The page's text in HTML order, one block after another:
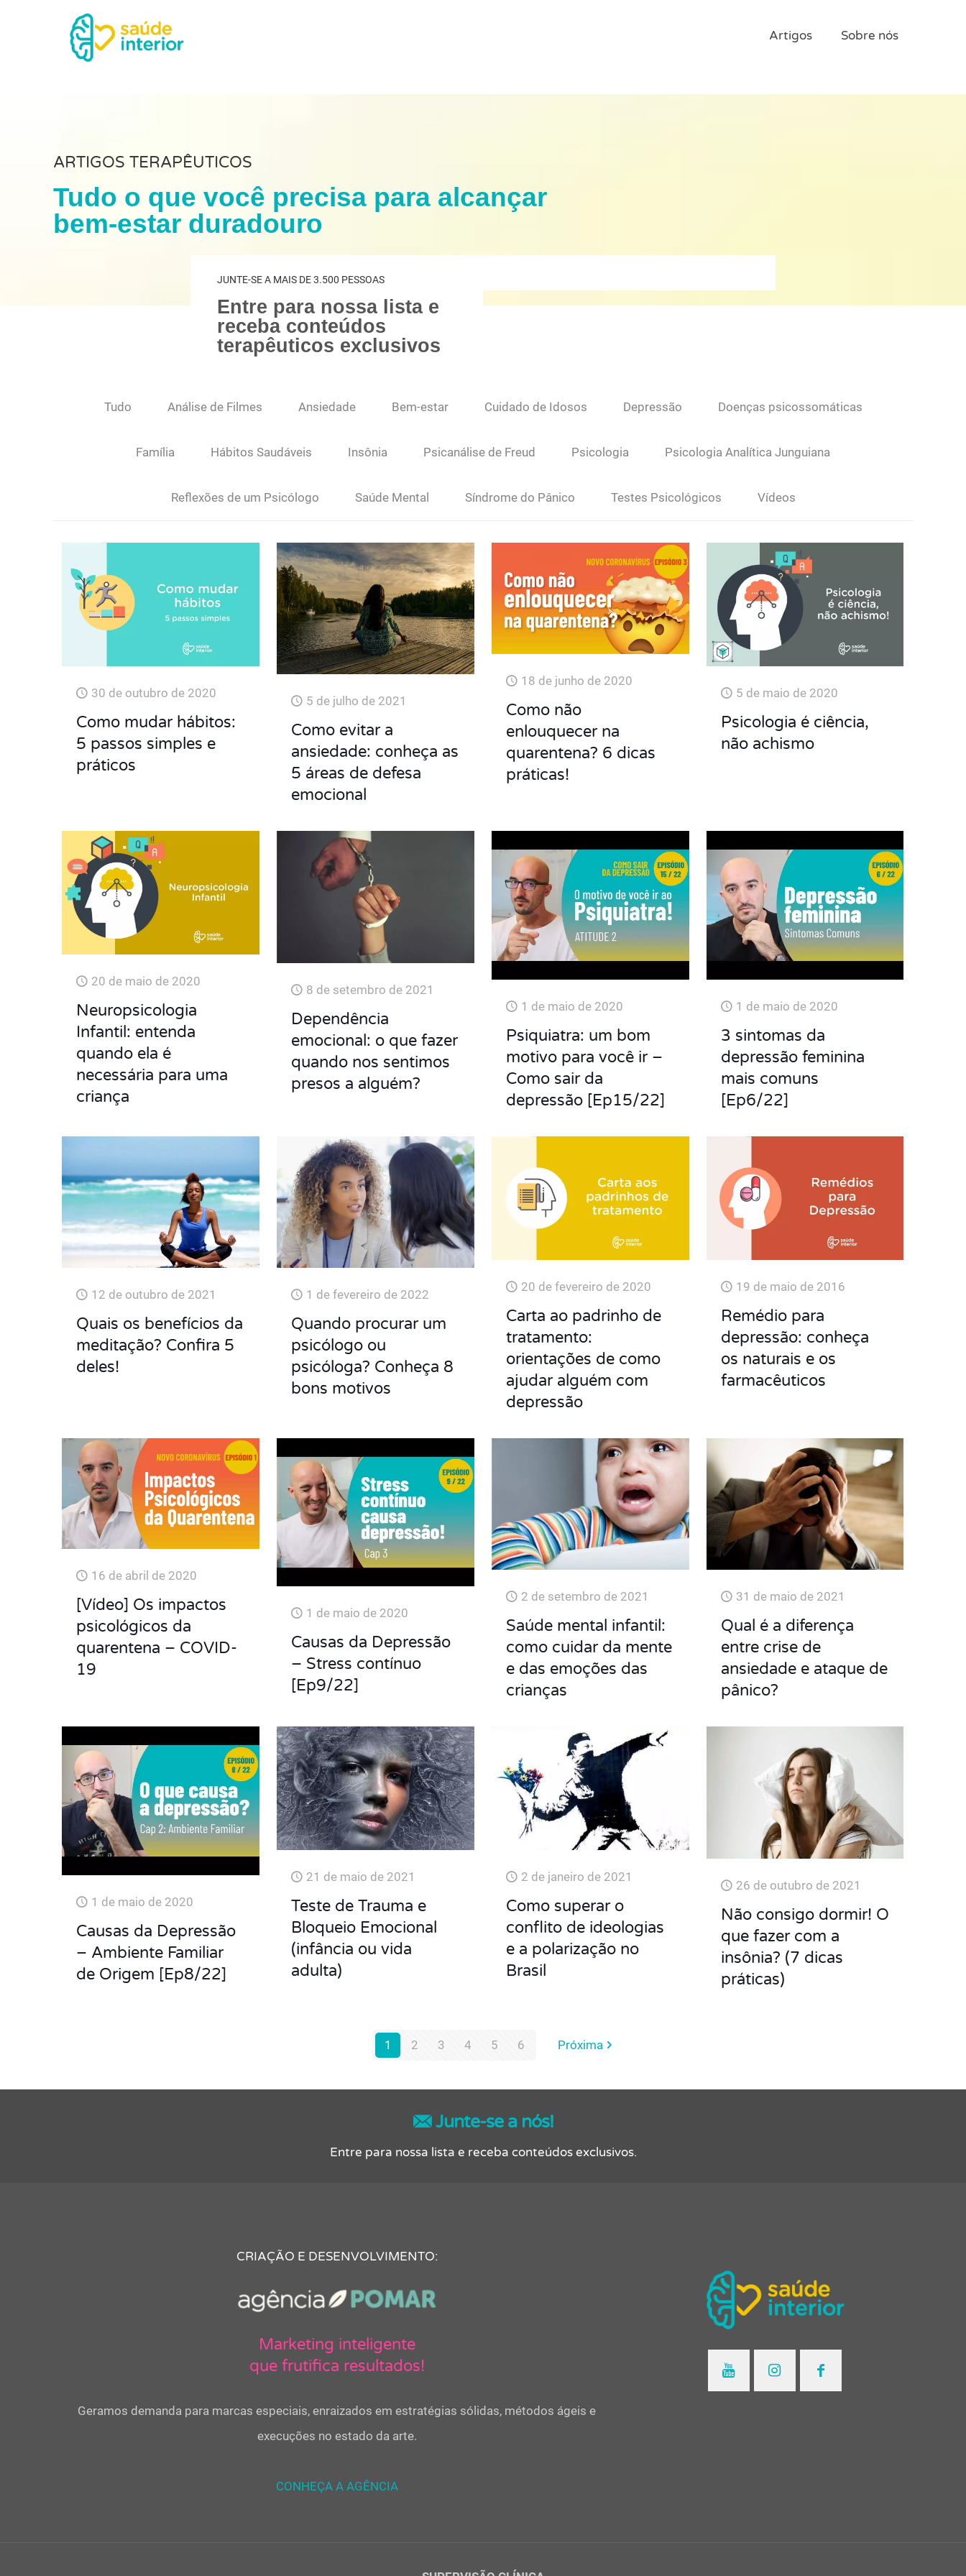
Artigos Sobre nós
ARTIGOS TERAPÊUTICOS
Tudo o que você precisa para alcançar
bem-estar duradouro
JUNTE-SE A MAIS DE 3.500 PESSOAS
Entre para nossa lista e
receba conteúdos
terapêuticos exclusivos
Tudo Análise de Filmes Ansiedade Bem-estar Cuidado de Idosos Depressão Doenças psicossomáticas
Família Hábitos Saudáveis Insônia Psicanálise de Freud Psicologia Psicologia Analítica Junguiana
Reflexões de um Psicólogo Saúde Mental Síndrome do Pânico Testes Psicológicos Vídeos
30 de outubro de 2020
Como mudar hábitos:
5 passos simples e
práticos
5 de julho de 2021
Como evitar a
ansiedade: conheça as
5 áreas de defesa
emocional
18 de junho de 2020
Como não
enlouquecer na
quarentena? 6 dicas
práticas!
5 de maio de 2020
Psicologia é ciência,
não achismo
20 de maio de 2020
Neuropsicologia
Infantil: entenda
quando ela é
necessária para uma
criança
8 de setembro de 2021
Dependência
emocional: o que fazer
quando nos sentimos
presos a alguém?
1 de maio de 2020
Psiquiatra: um bom
motivo para você ir –
Como sair da
depressão [Ep15/22]
1 de maio de 2020
3 sintomas da
depressão feminina
mais comuns
[Ep6/22]
12 de outubro de 2021
Quais os benefícios da
meditação? Confira 5
deles!
1 de fevereiro de 2022
Quando procurar um
psicólogo ou
psicóloga? Conheça 8
bons motivos
20 de fevereiro de 2020
Carta ao padrinho de
tratamento:
orientações de como
ajudar alguém com
depressão
19 de maio de 2016
Remédio para
depressão: conheça
os naturais e os
farmacêuticos
16 de abril de 2020
[Vídeo] Os impactos
psicológicos da
quarentena – COVID-
19
1 de maio de 2020
Causas da Depressão
– Stress contínuo
[Ep9/22]
2 de setembro de 2021
Saúde mental infantil:
como cuidar da mente
e das emoções das
crianças
31 de maio de 2021
Qual é a diferença
entre crise de
ansiedade e ataque de
pânico?
1 de maio de 2020
Causas da Depressão
– Ambiente Familiar
de Origem [Ep8/22]
21 de maio de 2021
Teste de Trauma e
Bloqueio Emocional
(infância ou vida
adulta)
2 de janeiro de 2021
Como superar o
conflito de ideologias
e a polarização no
Brasil
26 de outubro de 2021
Não consigo dormir! O
que fazer com a
insônia? (7 dicas
práticas)
1 2 3 4 5 6 Próxima
Junte-se a nós!
Entre para nossa lista e receba conteúdos exclusivos.
CRIAÇÃO E DESENVOLVIMENTO:
Marketing inteligente
que frutifica resultados!
Geramos demanda para marcas especiais, enraizados em estratégias sólidas, métodos ágeis e
execuções no estado da arte.
CONHEÇA A AGÊNCIA